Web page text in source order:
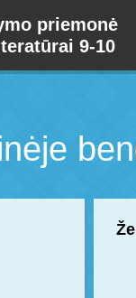
priemonė
9-10